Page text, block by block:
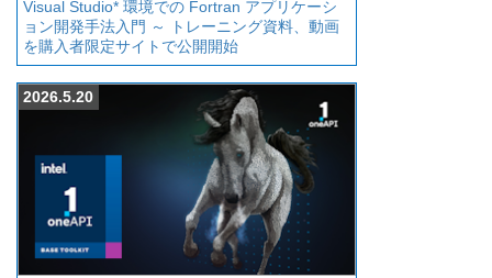
Visual Studio* 環境での Fortran アプリケーシ
ョン開発手法入門 ～ トレーニング資料、動画
を購入者限定サイトで公開開始
2026.5.20